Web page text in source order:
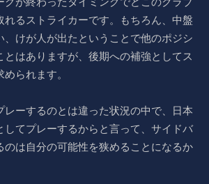
れるストライカーです。もちろん、中盤
、けが人が出たということで他のポジシ
とはありますが、後期への補強としてス
られます。
レーするのとは違った状況の中で、日本
してプレーするからと言って、サイドバ
のは自分の可能性を狭めることになるか